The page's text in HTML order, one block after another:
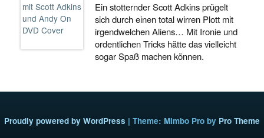
Ein stotternder Scott Adkins prügelt
sich durch einen total wirren Plott mit
irgendwelchen Aliens… Mit Ironie und
ordentlichen Tricks hätte das vielleicht
sogar Spaß machen können.
Proudly powered by WordPress | Theme: Mimbo Pro by Pro Theme